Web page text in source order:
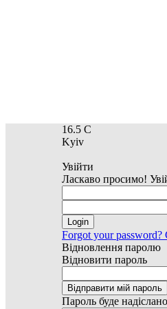
16.5 C
Kyiv
Увійти
Ласкаво просимо!
Forgot your password?
Відновлення паролю
Відновити пароль
Пароль буде